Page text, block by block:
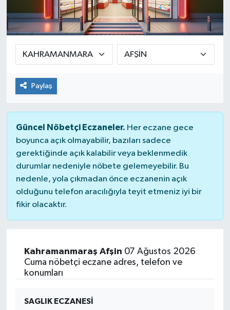
Paylaş
Güncel Nöbetçi Eczaneler. Her eczane gece
boyunca açık olmayabilir, bazıları sadece
gerektiğinde açık kalabilir veya beklenmedik
durumlar nedeniyle nöbete gelemeyebilir. Bu
nedenle, yola çıkmadan önce eczanenin açık
olduğunu telefon aracılığıyla teyit etmeniz iyi bir
fikir olacaktır.
Kahramanmaraş Afşin 07 Ağustos 2026
Cuma nöbetçi eczane adres, telefon ve
konumları
SAGLIK ECZANESİ
Yaşam